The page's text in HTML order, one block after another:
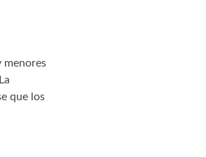
menores
que los